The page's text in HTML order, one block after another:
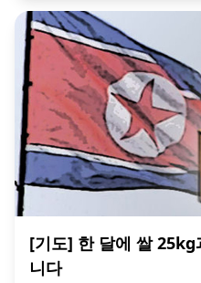
[기도] 한 달에 쌀
니다